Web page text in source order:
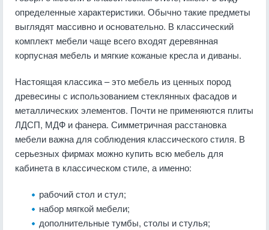
определенные характеристики. Обычно такие предметы
выглядят массивно и основательно. В классический
комплект мебели чаще всего входят деревянная
корпусная мебель и мягкие кожаные кресла и диваны.
Настоящая классика – это мебель из ценных пород
древесины с использованием стеклянных фасадов и
металлических элементов. Почти не применяются плиты
ЛДСП, МДФ и фанера. Симметричная расстановка
мебели важна для соблюдения классического стиля. В
серьезных фирмах можно купить всю мебель для
кабинета в классическом стиле, а именно:
рабочий стол и стул;
набор мягкой мебели;
дополнительные тумбы, столы и стулья;